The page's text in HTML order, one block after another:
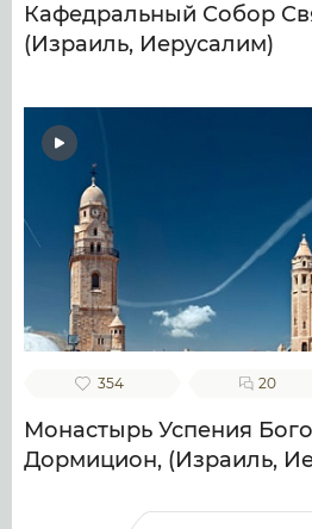
Кафедральный Собор
(Израиль, Иерусалим)
354 20
Монастырь Успения
Дормицион, (Израиль,